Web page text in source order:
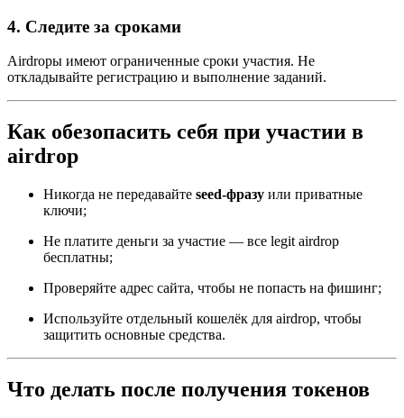
4. Следите за сроками
Airdropы имеют ограниченные сроки участия. Не
откладывайте регистрацию и выполнение заданий.
Как обезопасить себя при участии в
airdrop
Никогда не передавайте seed-фразу или приватные
ключи;
Не платите деньги за участие — все legit airdrop
бесплатны;
Проверяйте адрес сайта, чтобы не попасть на фишинг;
Используйте отдельный кошелёк для airdrop, чтобы
защитить основные средства.
Что делать после получения токенов